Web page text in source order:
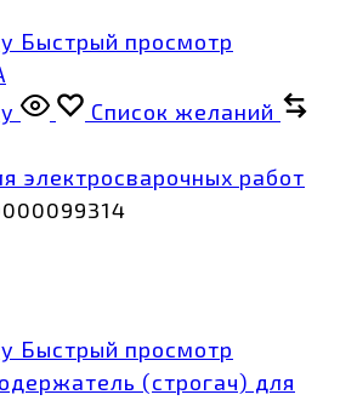
Быстрый просмотр
Список желаний
электросварочных работ
Быстрый просмотр